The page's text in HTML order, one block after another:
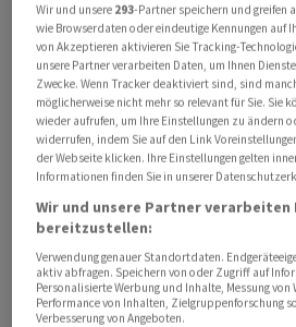
Zahlenwerke wurden unter
Ford , dem Fahrdienstvermittler
Biotechkonzern Amgen beurteilt.
ihnen nur Ford mit plus 2,9
Uber 1,3 Prozent verloren und
sogar 4,1 Prozent einbüssten: Alle
erwartet oder solide
Autokonzern Ford zwar weiter
Elektroautos und schloss das
roten Zahlen ab, die
den Schätzungen der Analysten.
Wir und unsere 293-Partner speichern und greifen
wie Browserdaten oder eindeutige Kennungen auf
von Akzeptieren aktivieren Sie Tracking-
unsere Partner verarbeiten Daten, um Ihnen
Zwecke. Wenn Tracker deaktiviert sind, sind
möglicherweise nicht mehr so relevant für Sie. Sie
wieder aufrufen, um Ihre Einstellungen zu ändern
widerrufen, indem Sie auf den Link
der Webseite klicken. Ihre Einstellungen gelten
Informationen finden Sie in unserer
Wir und unsere Partner verarbeiten
bereitzustellen:
Verwendung genauer Standortdaten.
aktiv abfragen. Speichern von oder Zugriff auf
Personalisierte Werbung und Inhalte, Messung
Performance von Inhalten, Zielgruppenforschung
Verbesserung von Angeboten.